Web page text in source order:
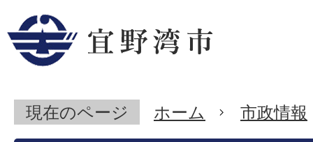
現在のページ ホーム 市政情報